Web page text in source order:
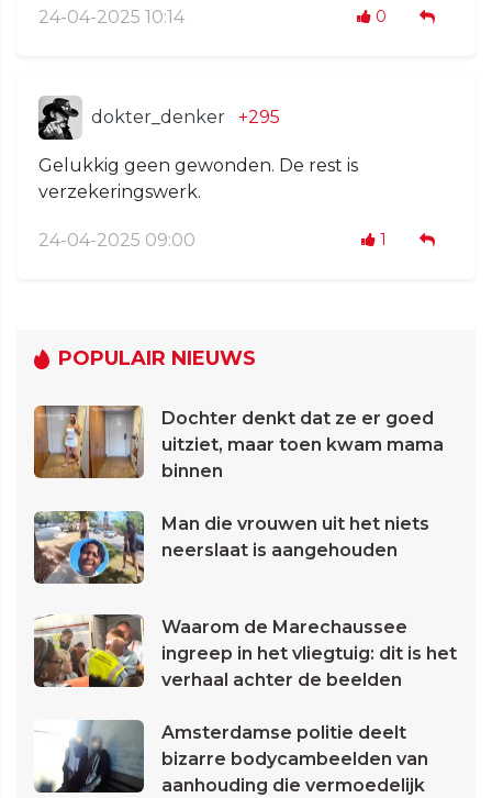
24-04-2025 10:14 0
dokter_denker +295
Gelukkig geen gewonden. De rest is
verzekeringswerk.
24-04-2025 09:00 1
POPULAIR NIEUWS
Dochter denkt dat ze er goed
uitziet, maar toen kwam mama
binnen
Man die vrouwen uit het niets
neerslaat is aangehouden
Waarom de Marechaussee
ingreep in het vliegtuig: dit is het
verhaal achter de beelden
Amsterdamse politie deelt
bizarre bodycambeelden van
aanhouding die vermoedelijk